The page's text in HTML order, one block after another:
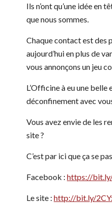
Ils n’ont qu’une idée en
que nous sommes.
Chaque contact est des
aujourd’hui en plus de
vous annonçons un jeu
L’Officine à eu une belle
déconfinement avec
Vous avez envie de les
site ?
C’est par ici que ça se
Facebook : https://
Le site : http://bit.ly/